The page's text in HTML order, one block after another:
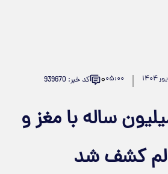
۰۵:۰۰۰ کد خبر: 939670
۵۲۰ میلیون ساله با مغز و
کشف شد